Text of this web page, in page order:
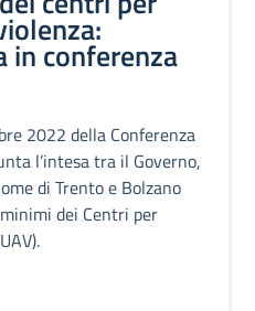
in conferenza
2022 della Conferenza
l’intesa tra il Governo,
di Trento e Bolzano
dei Centri per